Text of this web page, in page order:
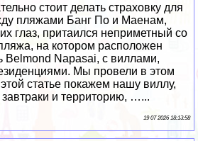
стоит делать страховку для
пляжами Банг По и Маенам,
глаз, притаился неприметный со
на котором расположен
Belmond Napasai, с виллами,
Мы провели в этом
статье покажем нашу виллу,
и территорию, …...
19 07 2026 18:13:58